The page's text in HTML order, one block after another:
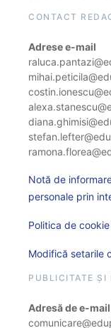
CONTACT
Adrese e-mail
Notă de
personale prin
Politica de cookie
Modifică setarile
PUBLICITATE ȘI
Adresă de e-mail